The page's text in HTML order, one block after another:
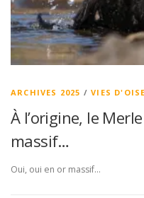
ARCHIVES 2025 /VIES
À l’origine, le
massif…
Oui, oui en or massif…